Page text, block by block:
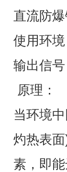
直流防
使用环
输出信
原理：
当环境
灼热表
素，即